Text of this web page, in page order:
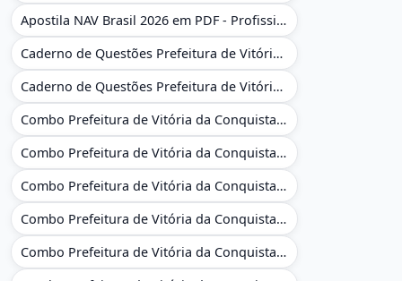
Apostila NAV Brasil 2026 em PDF - Profissional Técnico de Navegação Aérea - Operador de Torre de Controle
Caderno de Questões Prefeitura de Vitória da Conquista - BA - Conhecimentos Gerais - 450 Questões Gabaritadas
Caderno de Questões Prefeitura de Vitória da Conquista em PDF - BA - Conhecimentos Gerais - 450 Questões Gabaritadas
Combo Prefeitura de Vitória da Conquista - BA 2026 - Monitor Escolar (Educação Infantil e Cobertura das AC'S)
Combo Prefeitura de Vitória da Conquista - BA 2026 - Monitor Escolar (Educação Infantil e Cobertura das AC'S)
Combo Prefeitura de Vitória da Conquista - BA 2026 - Monitor Escolar (Suporte às Crianças com Deficiência)
Combo Prefeitura de Vitória da Conquista - BA 2026 - Monitor Escolar (Suporte às Crianças com Deficiência)
Combo Prefeitura de Vitória da Conquista - BA 2026 - Pedagogo - Zona Urbana e/ou Rural